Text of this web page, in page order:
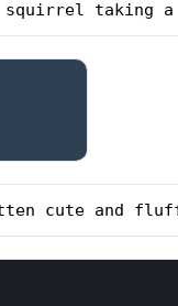
taking a
cute and